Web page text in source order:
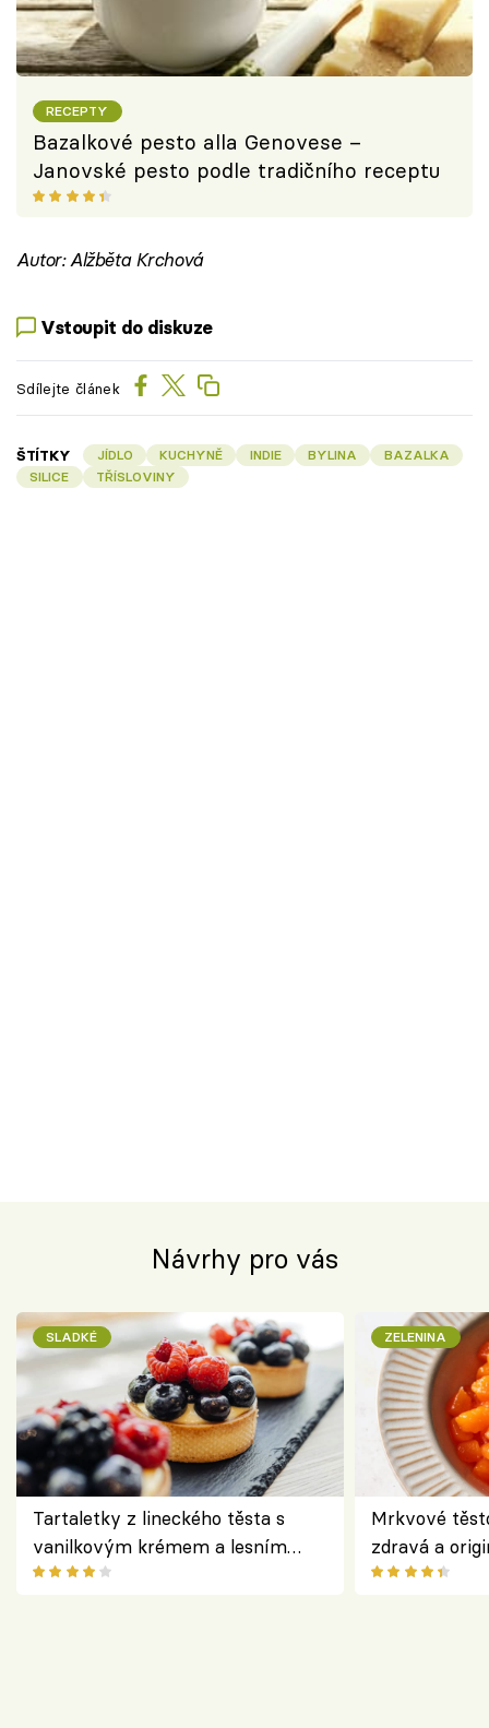
RECEPTY
Bazalkové pesto alla Genovese –
Janovské pesto podle tradičního receptu
Autor: Alžběta Krchová
Vstoupit do diskuze
Sdílejte článek
ŠTÍTKY JÍDLO KUCHYNĚ INDIE BYLINA
BAZALKA
SILICE
TŘÍSLOVINY
Návrhy pro vás
SLADKÉ
Tartaletky z lineckého těsta s
vanilkovým krémem a lesním
ovocem podle Bread Society
ZELENINA
Mrkvové
zdravá a
klasiky